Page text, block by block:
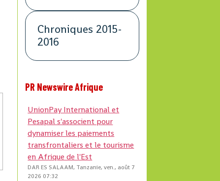
Chroniques 2015-
2016
PR Newswire Afrique
UnionPay International et
Pesapal s'associent pour
dynamiser les paiements
transfrontaliers et le tourisme
en Afrique de l'Est
DAR ES SALAAM, Tanzanie, ven., août 7
2026 07:32